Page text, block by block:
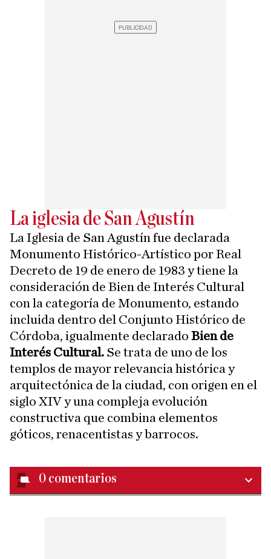
La iglesia de San Agustín
La Iglesia de San Agustín fue declarada
Monumento Histórico-Artístico por Real
Decreto de 19 de enero de 1983 y tiene la
consideración de Bien de Interés Cultural
con la categoría de Monumento, estando
incluida dentro del Conjunto Histórico de
Córdoba, igualmente declarado Bien de
Interés Cultural. Se trata de uno de los
templos de mayor relevancia histórica y
arquitectónica de la ciudad, con origen en el
siglo XIV y una compleja evolución
constructiva que combina elementos
góticos, renacentistas y barrocos.
0 comentarios